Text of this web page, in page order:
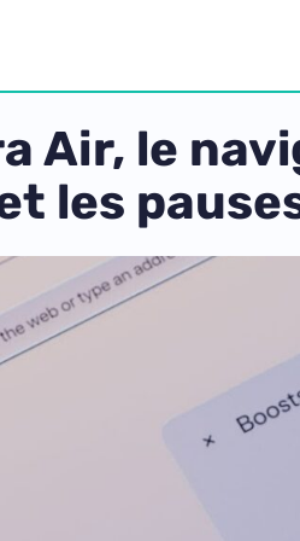
Air, le
les